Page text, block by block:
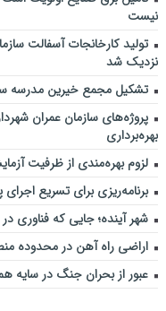
نیست
نزدیک شد
تشکیل مجمع خیرین مدرسه
پروژه‌های سازمان عمران
بهره‌برداری
لزوم بهره‌مندی از ظرفیت
برنامه‌ریزی برای تسریع
شهر آینده؛ جایی که
اراضی راه آهن در محدوده
عبور از بحران جنگ در سایه